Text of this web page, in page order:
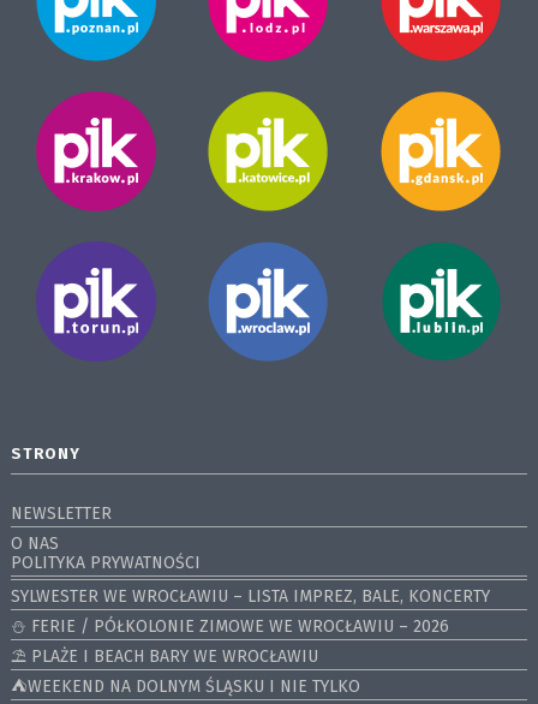
STRONY
NEWSLETTER
O NAS
POLITYKA PRYWATNOŚCI
SYLWESTER WE WROCŁAWIU – LISTA IMPREZ, BALE, KONCERTY
⛄️ FERIE / PÓŁKOLONIE ZIMOWE WE WROCŁAWIU – 2026
⛱️ PLAŻE I BEACH BARY WE WROCŁAWIU
⛺️WEEKEND NA DOLNYM ŚLĄSKU I NIE TYLKO